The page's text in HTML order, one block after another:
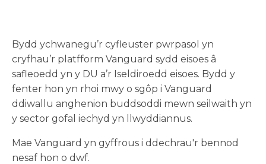
Bydd ychwanegu’r cyfleuster pwrpasol yn
cryfhau’r platfform Vanguard sydd eisoes â
safleoedd yn y DU a’r Iseldiroedd eisoes. Bydd y
fenter hon yn rhoi mwy o sgôp i Vanguard
ddiwallu anghenion buddsoddi mewn seilwaith yn
y sector gofal iechyd yn llwyddiannus.
Mae Vanguard yn gyffrous i ddechrau'r bennod
nesaf hon o dwf.